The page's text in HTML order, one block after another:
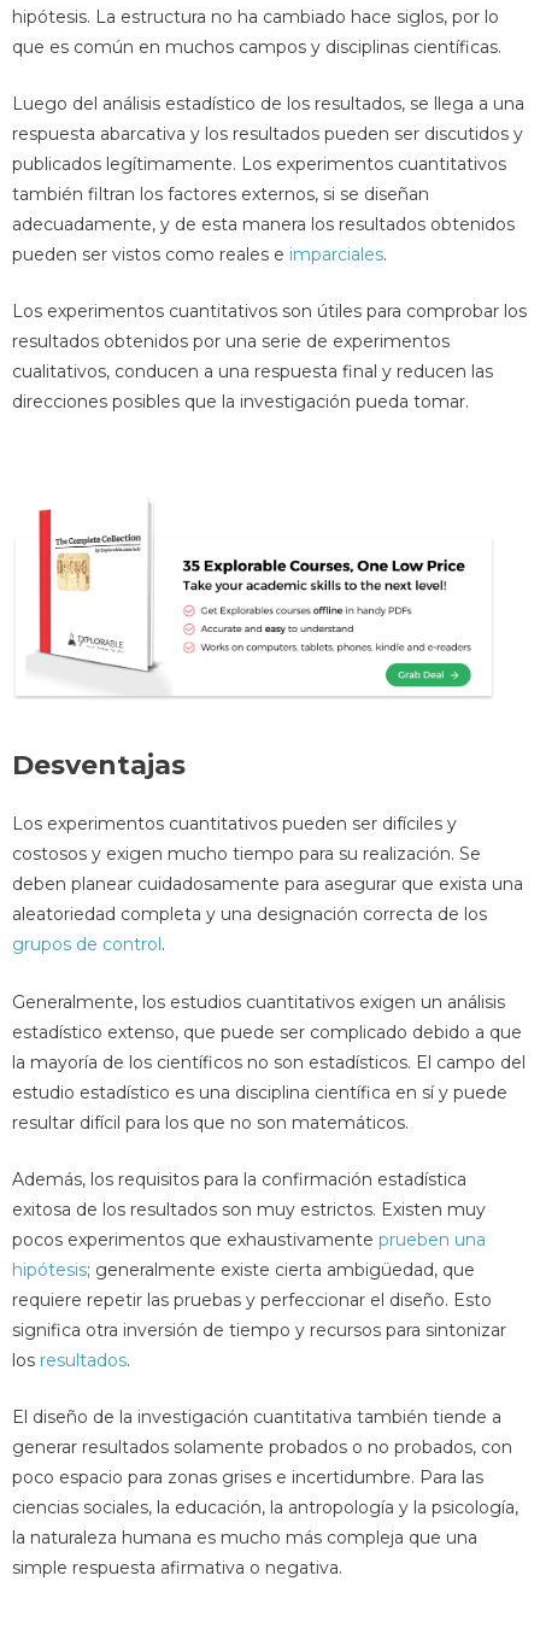
hipótesis. La estructura no ha cambiado hace siglos, por lo
que es común en muchos campos y disciplinas científicas.
Luego del análisis estadístico de los resultados, se llega a una
respuesta abarcativa y los resultados pueden ser discutidos y
publicados legítimamente. Los experimentos cuantitativos
también filtran los factores externos, si se diseñan
adecuadamente, y de esta manera los resultados obtenidos
pueden ser vistos como reales e imparciales.
Los experimentos cuantitativos son útiles para comprobar los
resultados obtenidos por una serie de experimentos
cualitativos, conducen a una respuesta final y reducen las
direcciones posibles que la investigación pueda tomar.
Desventajas
Los experimentos cuantitativos pueden ser difíciles y
costosos y exigen mucho tiempo para su realización. Se
deben planear cuidadosamente para asegurar que exista una
aleatoriedad completa y una designación correcta de los
grupos de control.
Generalmente, los estudios cuantitativos exigen un análisis
estadístico extenso, que puede ser complicado debido a que
la mayoría de los científicos no son estadísticos. El campo del
estudio estadístico es una disciplina científica en sí y puede
resultar difícil para los que no son matemáticos.
Además, los requisitos para la confirmación estadística
exitosa de los resultados son muy estrictos. Existen muy
pocos experimentos que exhaustivamente prueben una
hipótesis; generalmente existe cierta ambigüedad, que
requiere repetir las pruebas y perfeccionar el diseño. Esto
significa otra inversión de tiempo y recursos para sintonizar
los resultados.
El diseño de la investigación cuantitativa también tiende a
generar resultados solamente probados o no probados, con
poco espacio para zonas grises e incertidumbre. Para las
ciencias sociales, la educación, la antropología y la psicología,
la naturaleza humana es mucho más compleja que una
simple respuesta afirmativa o negativa.